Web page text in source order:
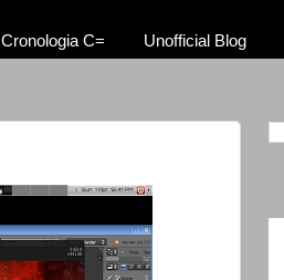
Cronologia C= Unofficial Blog